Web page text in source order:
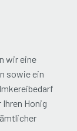
wir eine
sowie ein
Honig